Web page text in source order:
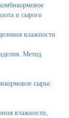
и сырого
влажности
Метод
сырье.
влажности,